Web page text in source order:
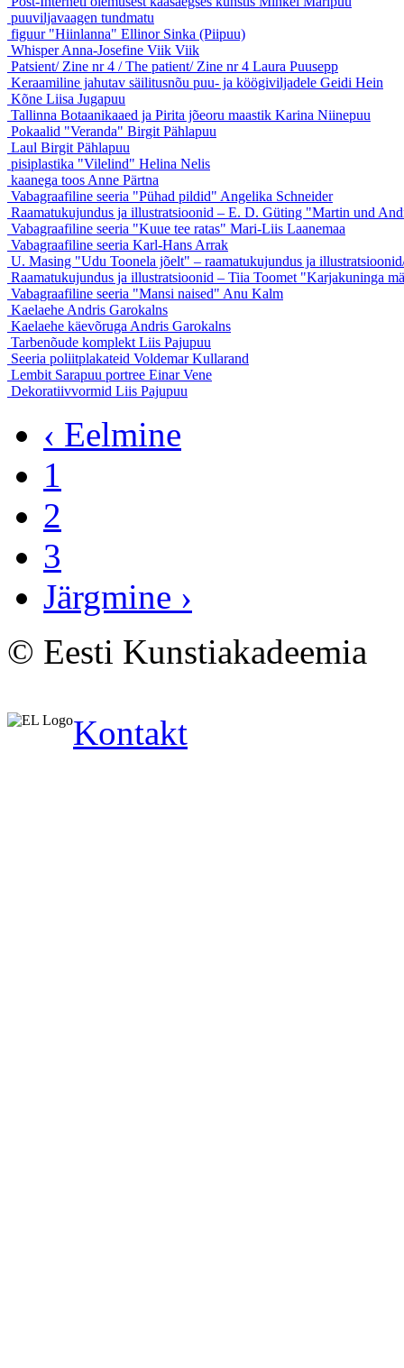
puuviljavaagen tundmatu
figuur "Hiinlanna" Ellinor Sinka (Piipuu)
WhisperAnna-Josefine Viik Viik
Patsient/ Zine nr 4 / The patient/ Zine nr 4 Laura Puusepp
Keraamiline jahutav säilitusnõu puu- ja köögiviljadele Geidi Hein
Kõne Liisa Jugapuu
Tallinna Botaanikaaed ja Pirita jõeoru maastik Karina Niinepuu
Pokaalid "Veranda" Birgit Pählapuu
Laul Birgit Pählapuu
pisiplastika "Vilelind" Helina Nelis
kaanega toos Anne Pärtna
Vabagraafiline seeria "Pühad pildid" Angelika Schneider
Raamatukujundus ja illustratsioonid – E. D. Güting "Martin und
Vabagraafiline seeria "Kuue tee ratas" Mari-Liis Laanemaa
Vabagraafiline seeria Karl-Hans Arrak
U. Masing "Udu Toonela jõelt" – raamatukujundus ja
Raamatukujundus ja illustratsioonid – Tiia Toomet "Karjakuninga
Vabagraafiline seeria "Mansi naised" Anu Kalm
Kaelaehe Andris Garokalns
Kaelaehe käevõruga Andris Garokalns
Tarbenõude komplekt Liis Pajupuu
Seeria poliitplakateid Voldemar Kullarand
Lembit Sarapuu portree Einar Vene
Dekoratiivvormid Liis Pajupuu
‹ Eelmine
1
2
3
Järgmine ›
© Eesti Kunstiakadeemia
Kontakt